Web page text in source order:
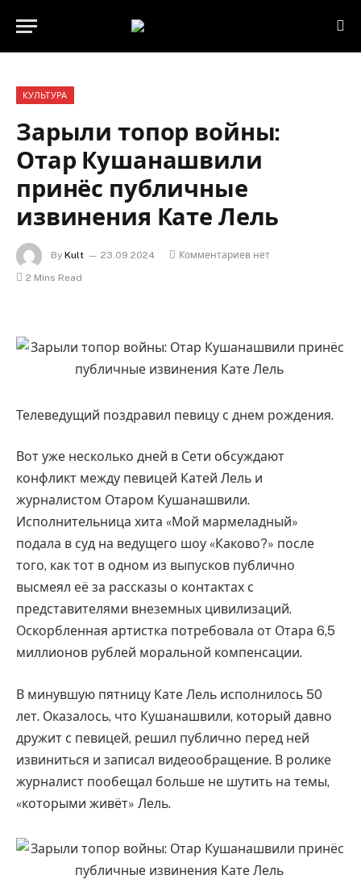
КУЛЬТУРА
Зарыли топор войны:
Отар Кушанашвили
принёс публичные
извинения Кате Лель
By Kult 23.09.2024
Комментариев нет
2 Mins Read
Телеведущий поздравил певицу с днем рождения.
Вот уже несколько дней в Сети обсуждают
конфликт между певицей Катей Лель и
журналистом Отаром Кушанашвили.
Исполнительница хита «Мой мармеладный»
подала в суд на ведущего шоу «Каково?» после
того, как тот в одном из выпусков публично
высмеял её за рассказы о контактах с
представителями внеземных цивилизаций.
Оскорбленная артистка потребовала от Отара 6,5
миллионов рублей моральной компенсации.
В минувшую пятницу Кате Лель исполнилось 50
лет. Оказалось, что Кушанашвили, который давно
дружит с певицей, решил публично перед ней
извиниться и записал видеообращение. В ролике
журналист пообещал больше не шутить на темы,
«которыми живёт» Лель.